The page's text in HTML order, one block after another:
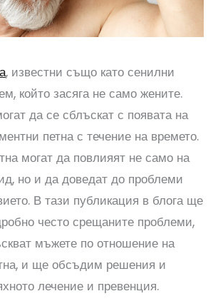
, известни също като сенилни
който засяга не само жените.
да се сблъскат с появата на
петна с течение на времето.
могат да повлияят не само на
но и да доведат до проблеми
В тази публикация в блога ще
често срещаните проблеми,
мъжете по отношение на
и ще обсъдим решения и
лечение и превенция.